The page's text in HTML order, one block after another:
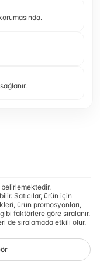
belirlemektedir.
Satıcılar, ürün için
ürün promosyonları,
faktörlere göre sıralanır.
de sıralamada etkili olur.